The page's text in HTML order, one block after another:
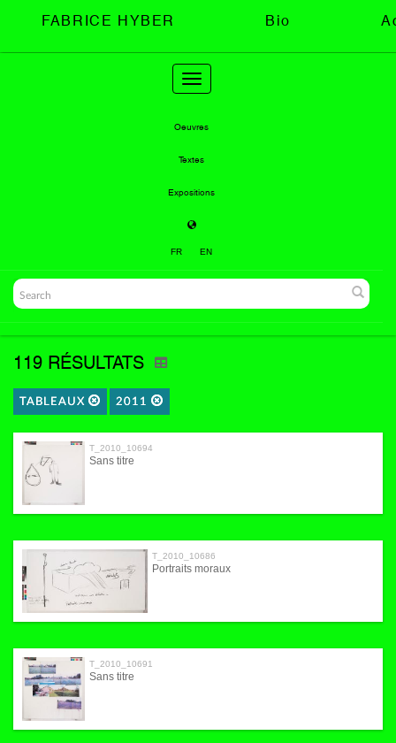
FABRICE HYBER Bio
Toggle
navigation
Oeuvres
Textes
Expositions
FR EN
119 RÉSULTATS
TABLEAUX 2011
T_2010_10694
Sans titre
T_2010_10686
Portraits moraux
T_2010_10691
Sans titre